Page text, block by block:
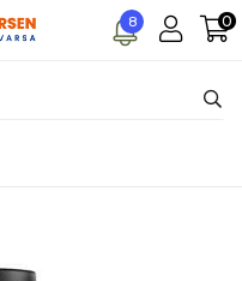
0
8